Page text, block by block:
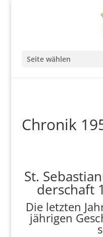
Seite wählen
Chro­nik
St.
der­schaft
Die letz­ten
jäh­ri­gen